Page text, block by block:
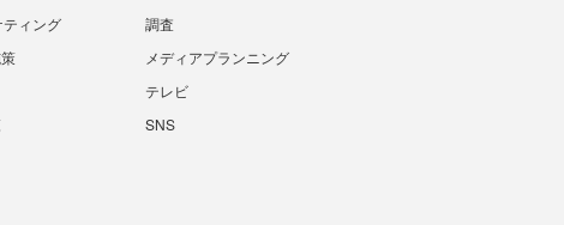
ィング
調査
メディアプランニング
テレビ
SNS